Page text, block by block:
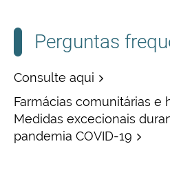
Perguntas
Consulte aqui
Farmácias comunitárias e
Medidas excecionais
pandemia COVID-19